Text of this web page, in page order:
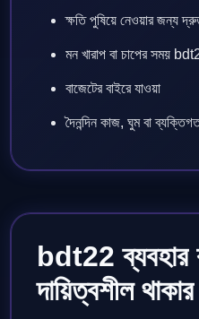
ক্ষতি পুষিয়ে নেওয়ার জন্য
মন খারাপ বা চাপের সময়
বাজেটের বাইরে যাওয়া
দৈনন্দিন কাজ, ঘুম বা
bdt22 ব্যবহার
দায়িত্বশীল